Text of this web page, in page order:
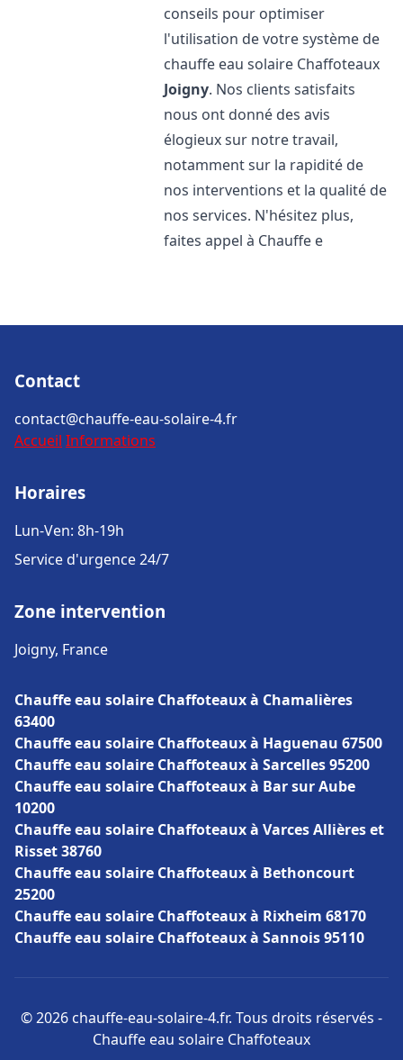
conseils pour optimiser
l'utilisation de votre système de
chauffe eau solaire Chaffoteaux
Joigny. Nos clients satisfaits
nous ont donné des avis
élogieux sur notre travail,
notamment sur la rapidité de
nos interventions et la qualité de
nos services. N'hésitez plus,
faites appel à Chauffe e
Contact
contact@chauffe-eau-solaire-4.fr
Accueil Informations
Horaires
Lun-Ven: 8h-19h
Service d'urgence 24/7
Zone intervention
Joigny, France
Chauffe eau solaire Chaffoteaux à Chamalières
63400
Chauffe eau solaire Chaffoteaux à Haguenau 67500
Chauffe eau solaire Chaffoteaux à Sarcelles 95200
Chauffe eau solaire Chaffoteaux à Bar sur Aube
10200
Chauffe eau solaire Chaffoteaux à Varces Allières et
Risset 38760
Chauffe eau solaire Chaffoteaux à Bethoncourt
25200
Chauffe eau solaire Chaffoteaux à Rixheim 68170
Chauffe eau solaire Chaffoteaux à Sannois 95110
© 2026 chauffe-eau-solaire-4.fr. Tous droits réservés -
Chauffe eau solaire Chaffoteaux